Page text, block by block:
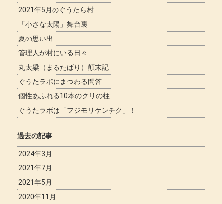
2021年5月のぐうたら村
「小さな太陽」舞台裏
夏の思い出
管理人が村にいる日々
丸太梁（まるたばり）顛末記
ぐうたラボにまつわる問答
個性あふれる10本のクリの柱
ぐうたラボは「フジモリケンチク」！
過去の記事
2024年3月
2021年7月
2021年5月
2020年11月